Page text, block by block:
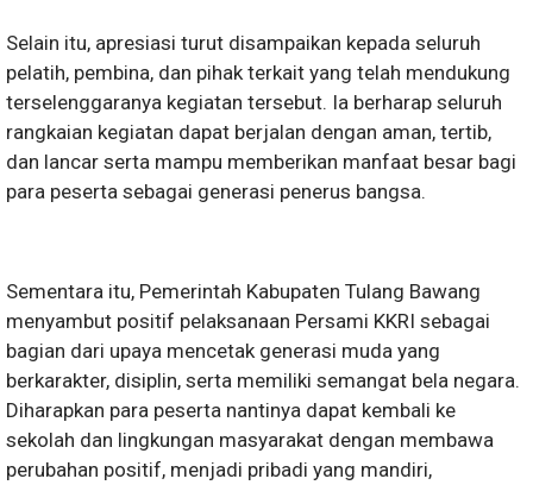
Selain itu, apresiasi turut disampaikan kepada seluruh
pelatih, pembina, dan pihak terkait yang telah mendukung
terselenggaranya kegiatan tersebut. Ia berharap seluruh
rangkaian kegiatan dapat berjalan dengan aman, tertib,
dan lancar serta mampu memberikan manfaat besar bagi
para peserta sebagai generasi penerus bangsa.
Sementara itu, Pemerintah Kabupaten Tulang Bawang
menyambut positif pelaksanaan Persami KKRI sebagai
bagian dari upaya mencetak generasi muda yang
berkarakter, disiplin, serta memiliki semangat bela negara.
Diharapkan para peserta nantinya dapat kembali ke
sekolah dan lingkungan masyarakat dengan membawa
perubahan positif, menjadi pribadi yang mandiri,